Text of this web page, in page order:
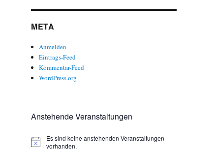
META
Anmelden
Eintrags-Feed
Kommentar-Feed
WordPress.org
Anstehende Veranstaltungen
H
Es sind keine anstehenden Veranstaltungen
vorhanden.